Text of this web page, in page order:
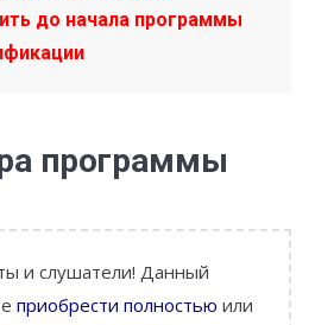
до начала программы
программы
и слушатели! Данный
приобрести полностью или